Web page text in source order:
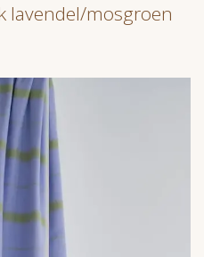
lavendel/mosgroen